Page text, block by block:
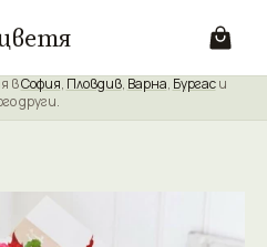
вСофия, Пловдив, Варна, Бургаси
други.